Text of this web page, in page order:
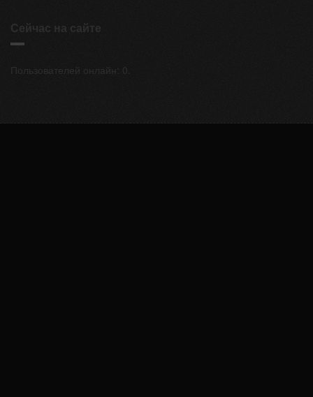
Сейчас на сайте
Пользователей онлайн: 0.